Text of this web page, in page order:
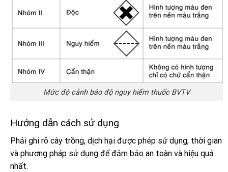
Mức độ cảnh báo độ nguy hiểm thuốc BVTV
Hướng dẫn cách sử dụng
Phải ghi rõ cây trồng, dịch hại được phép sử dụng, thời gian
và phương pháp sử dụng để đảm bảo an toàn và hiệu quả
nhất.